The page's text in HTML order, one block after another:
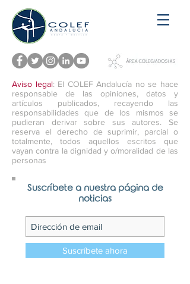
Aviso legal: El COLEF Andalucía no se hace
responsable de las opiniones, datos y
artículos publicados, recayendo las
responsabilidades que de los mismos se
pudieran derivar sobre sus autores. Se
reserva el derecho de suprimir, parcial o
totalmente, todos aquellos escritos que
vayan contra la dignidad y o/moralidad de las
personas
Suscríbete a nuestra página de
noticias
Suscríbete ahora